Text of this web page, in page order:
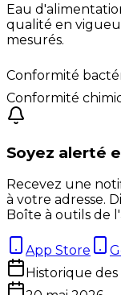
Eau
qualité en
mesurés.
Conformité
Conformité
Soyez alerté
Recevez une
à votre adresse.
Boîte à outils de
App Store
Historique des